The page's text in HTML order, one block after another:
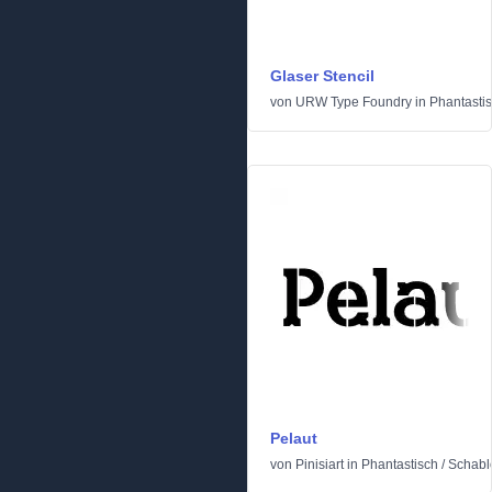
Glaser Stencil
von URW Type Foundry in
Pelaut
von Pinisiartin Phantastisch /